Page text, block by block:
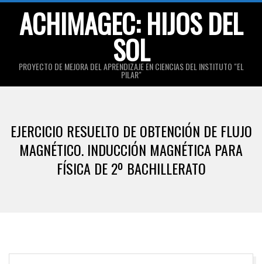
ACHIMAGEC: HIJOS DEL
SOL
PROYECTO DE MEJORA DEL APRENDIZAJE EN CIENCIAS DEL INSTITUTO "EL
PILAR"
Menu
EJERCICIO RESUELTO DE OBTENCIÓN DE FLUJO
MAGNÉTICO. INDUCCIÓN MAGNÉTICA PARA
FÍSICA DE 2º BACHILLERATO